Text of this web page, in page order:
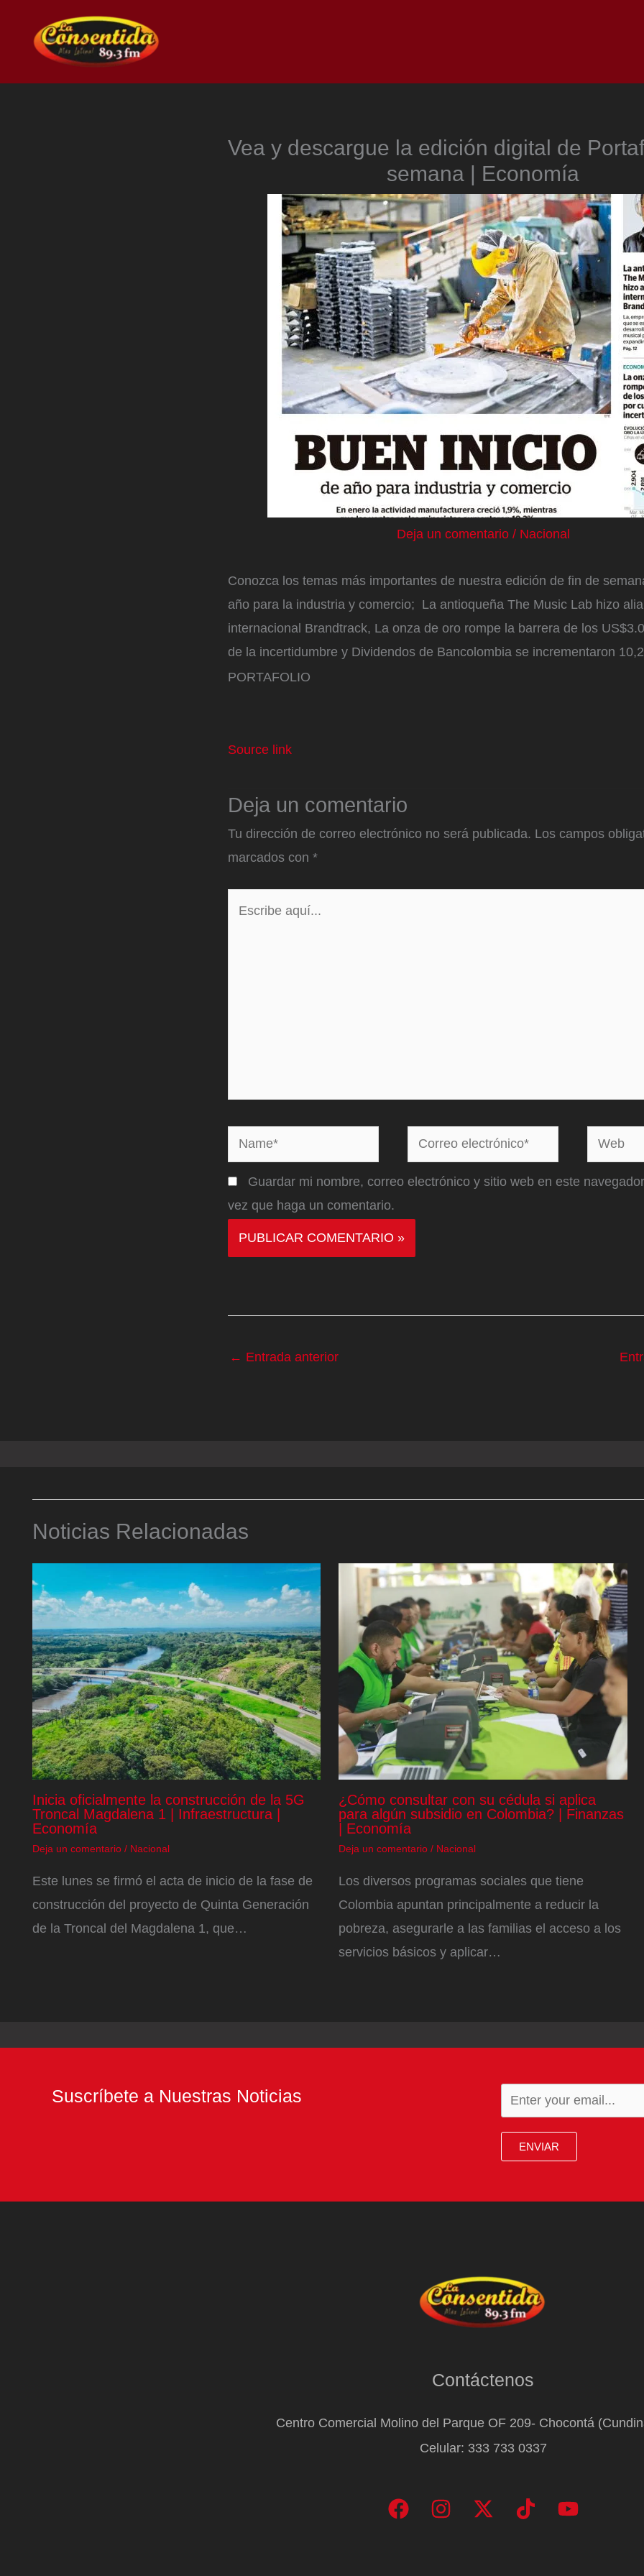
contenido
Vea y descargue la edición digital de
semana | Economía
Deja un comentario / Nacional
Conozca los temas más importantes de nuestra edición de fin de
año para la industria y comercio; La antioqueña The Music Lab hizo
internacional Brandtrack, La onza de oro rompe la barrera de los
de la incertidumbre y Dividendos de Bancolombia se incrementaron
PORTAFOLIO
Source link
Deja un comentario
Tu dirección de correo electrónico no será publicada. Los campos
marcados con *
Name*
Correo
electrónico*
Web
Guardar mi nombre, correo electrónico y sitio web en este
vez que haga un comentario.
← Entrada anterior
Noticias Relacionadas
Inicia oficialmente la construcción de la 5G
Troncal Magdalena 1 | Infraestructura |
Economía
Deja un comentario / Nacional
Este lunes se firmó el acta de inicio de la fase de
construcción del proyecto de Quinta Generación
de la Troncal del Magdalena 1, que…
¿Cómo consultar con su cédula si aplica
para algún subsidio en Colombia? | Finanzas
| Economía
Deja un comentario / Nacional
Los diversos programas sociales que tiene
Colombia apuntan principalmente a reducir la
pobreza, asegurarle a las familias el acceso a los
servicios básicos y aplicar…
Suscríbete a Nuestras Noticias
ENVIAR
Contáctenos
Centro Comercial Molino del Parque OF 209- Chocontá
Celular: 333 733 0337